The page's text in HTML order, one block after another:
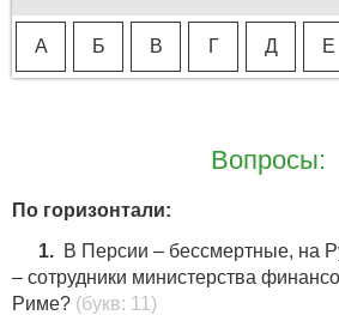
А Б В Г Д Е
Вопросы:
По горизонтали:
1. В Персии – бессмертные, на
– сотрудники министерства
Риме? (букв: 11)